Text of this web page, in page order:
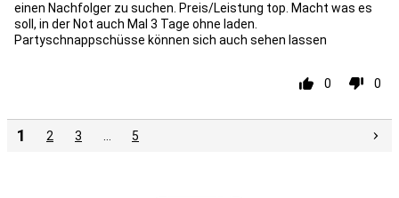
einen Nachfolger zu suchen. Preis/Leistung top. Macht was es
soll, in der Not auch Mal 3 Tage ohne laden.
Partyschnappschüsse können sich auch sehen lassen
0 0
1 2 3 5